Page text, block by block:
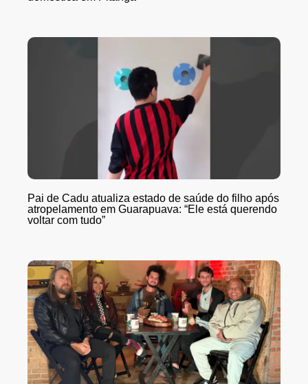
Pai de Cadu atualiza estado de saúde do filho após
atropelamento em Guarapuava: “Ele está querendo
voltar com tudo”